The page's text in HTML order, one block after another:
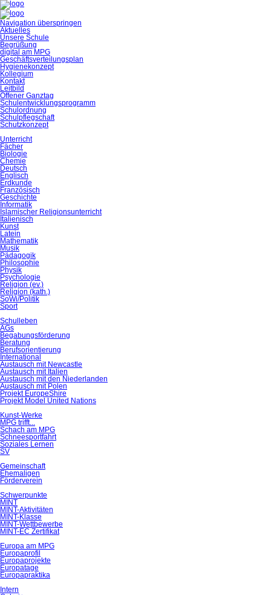
Navigation überspringen
Aktuelles
Unsere Schule
Begrüßung
digital am MPG
Geschäftsverteilungsplan
Hygienekonzept
Kollegium
Kontakt
Leitbild
Offener Ganztag
Schulentwicklungsprogramm
Schulordnung
Schulpflegschaft
Schutzkonzept
Unterricht
Fächer
Biologie
Chemie
Deutsch
Englisch
Erdkunde
Französisch
Geschichte
Informatik
Islamischer Religionsunterricht
Italienisch
Kunst
Latein
Mathematik
Musik
Pädagogik
Philosophie
Physik
Psychologie
Religion (ev.)
Religion (kath.)
SoWi/Politik
Sport
Schulleben
AGs
Begabungsförderung
Beratung
Berufsorientierung
International
Austausch mit Newcastle
Austausch mit Italien
Austausch mit den Niederlanden
Austausch mit Polen
Projekt EuropeShire
Projekt Model United Nations
Kunst-Werke
MPG trifft...
Schach am MPG
Schneesportfahrt
Soziales Lernen
SV
Gemeinschaft
Ehemaligen
Förderverein
Schwerpunkte
MINT
MINT-Aktivitäten
MINT-Klasse
MINT-Wettbewerbe
MINT-EC Zertifikat
Europa am MPG
Europaprofil
Europaprojekte
Europatage
Europapraktika
Intern